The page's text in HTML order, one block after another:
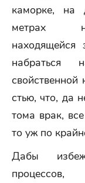
каморке, на
метрах
набраться
стью, что, да
тома врак,
то уж по
Дабы